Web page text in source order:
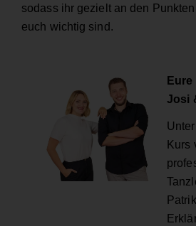
sodass ihr gezielt an den
euch wichtig sind.
Eure
Josi
Kurs